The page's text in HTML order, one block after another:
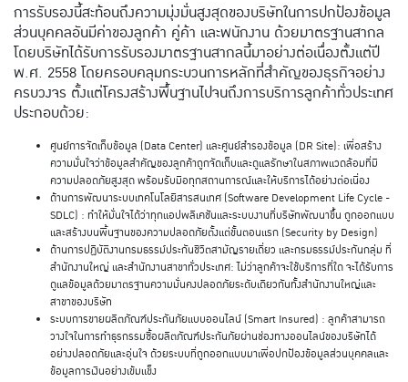
การรับรองนี้สะท้อนถึงความมุ่งมั่นสูงสุดของบริษัทในการปกป้องข้อมูล
ส่วนบุคคลอันมีค่าของลูกค้า คู่ค้า และพนักงาน ด้วยมาตรฐานสากล
โดยบริษัทได้รับการรับรองมาตรฐานสากลนี้มาอย่างต่อเนื่องตั้งแต่ปี
พ.ศ. 2558 โดยครอบคลุมกระบวนการหลักที่สำคัญของธุรกิจอย่าง
ครบวงจร ตั้งแต่โครงสร้างพื้นฐานไปจนถึงการบริการลูกค้าทั่วประเทศ
ประกอบด้วย:
ศูนย์การจัดเก็บข้อมูล (Data Center) และศูนย์สำรองข้อมูล (DR Site): เพื่อสร้าง
ความมั่นใจว่าข้อมูลสำคัญของลูกค้าถูกจัดเก็บและดูแลรักษาในสภาพแวดล้อมที่มี
ความปลอดภัยสูงสุด พร้อมรับมือทุกสถานการณ์และให้บริการได้อย่างต่อเนื่อง
ด้านการพัฒนาระบบเทคโนโลยีสารสนเทศ (Software Development Life Cycle -
SDLC) : ทำให้มั่นใจได้ว่าทุกแอปพลิเคชันและระบบงานที่บริษัทพัฒนาขึ้น ถูกออกแบบ
และสร้างบนพื้นฐานของความปลอดภัยตั้งแต่ขั้นตอนแรก (Security by Design)
ด้านการปฏิบัติงานกรมธรรม์ประกันชีวิตสามัญรายเดี่ยว และกรมธรรม์ประกันกลุ่ม ที่
สำนักงานใหญ่ และสำนักงานสาขาทั่วประเทศ: ไม่ว่าลูกค้าจะใช้บริการที่ใด จะได้รับการ
ดูแลข้อมูลด้วยมาตรฐานความมั่นคงปลอดภัยระดับเดียวกันทั้งสำนักงานใหญ่และ
สาขาของบริษัท
ระบบการขายผลิตภัณฑ์ประกันภัยแบบออนไลน์ (Smart Insured) : ลูกค้าสามารถ
วางใจในการทำธุรกรรมซื้อผลิตภัณฑ์ประกันภัยผ่านช่องทางออนไลน์ของบริษัทได้
อย่างปลอดภัยและอุ่นใจ ด้วยระบบที่ถูกออกแบบมาเพื่อปกป้องข้อมูลส่วนบุคคลและ
ข้อมูลการเงินอย่างเข้มแข็ง